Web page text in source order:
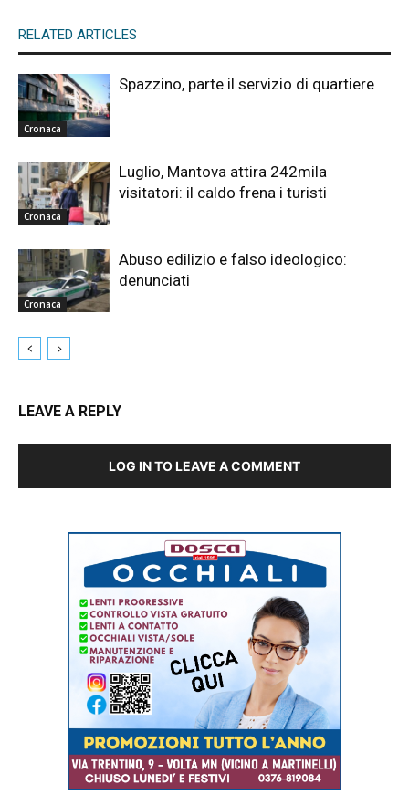
RELATED ARTICLES
Cronaca
Spazzino, parte il servizio di quartiere
Cronaca
Luglio, Mantova attira 242mila
visitatori: il caldo frena i turisti
Cronaca
Abuso edilizio e falso ideologico:
denunciati
LEAVE A REPLY
LOG IN TO LEAVE A COMMENT